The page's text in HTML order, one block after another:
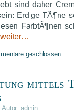
sind daher
Erdige TÃ¶ne
FarbtÃ¶nen
weiter…
geschlossen
mittels
Autor: admin